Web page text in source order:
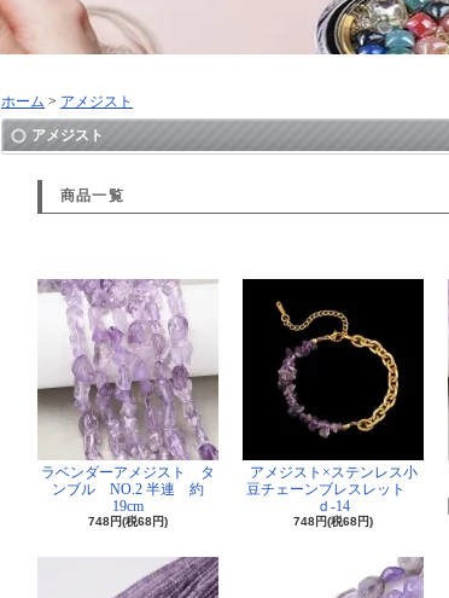
ホーム > アメジスト
アメジスト
商品一覧
ラベンダーアメジスト タ
ンブル NO.2 半連 約
19cm
748円(税68円)
アメジスト×ステンレス小
豆チェーンブレスレット
ｄ-14
748円(税68円)